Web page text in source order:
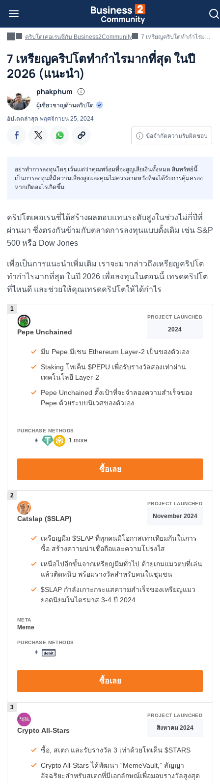
คริปโตเคอเรนซี่กับ Business2Community 7 เหรียญคริปโตทำกำไรมากที่สุด ในปี 2026 (แนะนำ)
7 เหรียญคริปโตทำกำไรมากที่สุด ในปี
2026 (แนะนำ)
phakphum
ผู้เชี่ยวชาญด้านคริปโต
ข้อจำกัดความรับผิดชอบ
อัปเดตล่าสุด พฤศจิกายน 25, 2024
อย่าทำการลงทุนใดๆ เว้นแต่ว่าคุณพร้อมที่จะสูญเสียเงินทั้งหมด สินทรัพย์นี้
เป็นการลงทุนที่มีความเสี่ยงสูงและคุณไม่ควรคาดหวังที่จะได้รับการคุ้มครอง
หากเกิดอะไรเกิดขึ้น
คริปโตเคอเรนซี่ได้สร้างผลตอบแทนระดับสูงในช่วงไม่กี่ปีที่
ผ่านมา ซึ่งตรงกันข้ามกับตลาดการลงทุนแบบดั้งเดิม เช่น S&P
500 หรือ Dow Jones
เพื่อเป็นการแนะนำเพิ่มเติม เราจะมากล่าวถึงเหรียญคริปโต
ทำกำไรมากที่สุด ในปี 2026 เพื่อลงทุนในตอนนี้ เทรดคริปโต
ที่ไหนดี และช่วยให้คุณเทรดคริปโตให้ได้กำไร
Pepe Unchained
มีม Pepe มีเชน Ethereum Layer-2 เป็นของตัวเอง
Staking โทเค็น $PEPU เพื่อรับรางวัลสองเท่าผ่าน
เทคโนโลยี Layer-2
Pepe Unchained ตั้งเป้าที่จะจำลองความสำเร็จของ
Pepe ด้วยระบบนิเวศของตัวเอง
PROJECT LAUNCHED
2024
PURCHASE METHODS
+1 more
ซื้อเลย
Catslap ($SLAP)
เหรียญมีม $SLAP ที่ทุกคนมีโอกาสเท่าเทียมกันในการ
ซื้อ สร้างความน่าเชื่อถือและความโปร่งใส
เหนือไปอีกขั้นจากเหรียญมีมทั่วไป ด้วยเกมแมวตบที่เล่น
แล้วติดหนึบ พร้อมรางวัลสำหรับคนในชุมชน
$SLAP กำลังเกาะกระแสความสำเร็จของเหรียญแมว
ยอดนิยมในไตรมาส 3-4 ปี 2024
PROJECT LAUNCHED
November 2024
META
Meme
PURCHASE METHODS
ซื้อเลย
Crypto All-Stars
ซื้อ, สเตก และรับรางวัล 3 เท่าด้วยโทเค็น $STARS
Crypto All-Stars ได้พัฒนา “MemeVault,” สัญญา
อัจฉริยะสำหรับสเตกที่มีเอกลักษณ์เพื่อมอบรางวัลสูงสุด
PROJECT LAUNCHED
สิงหาคม 2024